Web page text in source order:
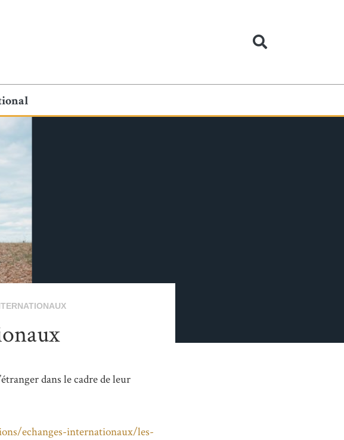
dans le cadre de leur
echanges-internationaux/les-